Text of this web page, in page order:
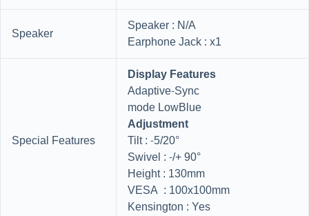
Speaker
Speaker : N/A
Earphone Jack : x1
Special Features
Display Features
Adaptive-Sync
mode LowBlue
Adjustment
Tilt : -5/20°
Swivel : -/+ 90°
Height : 130mm
VESA : 100x100mm
Kensington : Yes